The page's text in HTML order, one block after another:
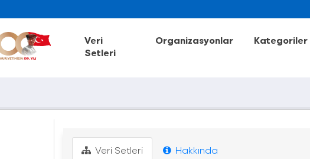
Veri
Setleri
Organizasyonlar Kategoriler
Veri Setleri Hakkında